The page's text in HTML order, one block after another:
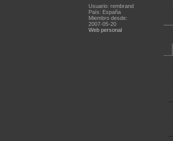
Usuario: rembrand
País: España
Miembro desde:
2007-05-20
Web personal